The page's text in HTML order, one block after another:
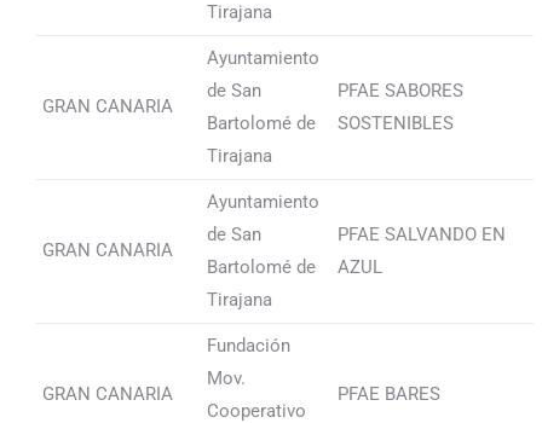
Tirajana
GRAN CANARIA
Ayuntamiento
de San
Bartolomé de
Tirajana
PFAE SABORES
SOSTENIBLES
GRAN CANARIA
Ayuntamiento
de San
Bartolomé de
Tirajana
PFAE SALVANDO EN
AZUL
GRAN CANARIA
Fundación
Mov.
Cooperativo
PFAE BARES